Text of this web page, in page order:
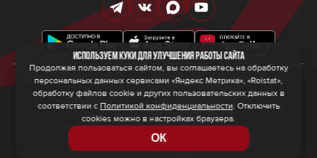
© 2026 ООО ХК «Авангард»
Политика конфиденциальности
Политика обработки персональных данных
Правила программы лояльности
Используем куки для улучшения работы сайта
Продолжая пользоваться сайтом, вы соглашаетесь на обработку
персональных данных сервисами «Яндекс Метрика», «Roistat»,
обработку файлов cookie и других пользовательских данных в
соответствии с Политикой конфиденциальности. Отключить
cookies можно в настройках браузера.
ОК